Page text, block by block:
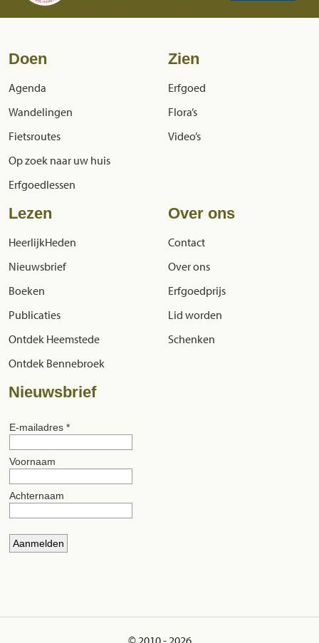
Doen
Agenda
Wandelingen
Fietsroutes
Op zoek naar uw huis
Erfgoedlessen
Zien
Erfgoed
Flora’s
Video’s
Lezen
HeerlijkHeden
Nieuwsbrief
Boeken
Publicaties
Ontdek Heemstede
Ontdek Bennebroek
Over ons
Contact
Over ons
Erfgoedprijs
Lid worden
Schenken
Nieuwsbrief